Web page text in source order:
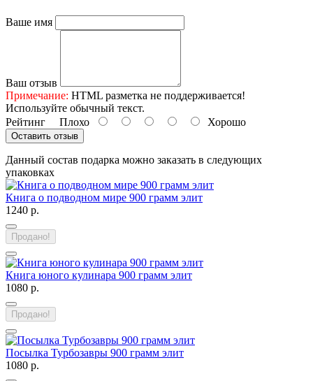
Ваше имя
Ваш отзыв
Примечание: HTML разметка не поддерживается!
Используйте обычный текст.
Рейтинг Плохо Хорошо
Оставить отзыв
Данный состав подарка можно заказать в следующих
упаковках
Книга о подводном мире 900 грамм элит
1240 р.
Продано!
Книга юного кулинара 900 грамм элит
1080 р.
Продано!
Посылка Турбозавры 900 грамм элит
1080 р.